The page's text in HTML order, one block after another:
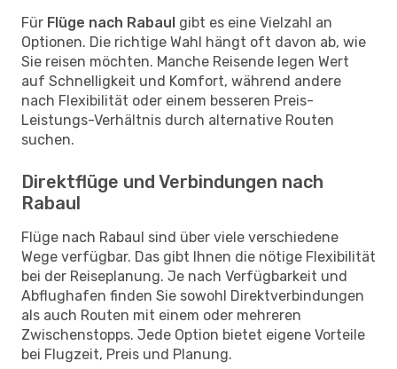
Für Flüge nach Rabaul gibt es eine Vielzahl an
Optionen. Die richtige Wahl hängt oft davon ab, wie
Sie reisen möchten. Manche Reisende legen Wert
auf Schnelligkeit und Komfort, während andere
nach Flexibilität oder einem besseren Preis-
Leistungs-Verhältnis durch alternative Routen
suchen.
Direktflüge und Verbindungen nach
Rabaul
Flüge nach Rabaul sind über viele verschiedene
Wege verfügbar. Das gibt Ihnen die nötige Flexibilität
bei der Reiseplanung. Je nach Verfügbarkeit und
Abflughafen finden Sie sowohl Direktverbindungen
als auch Routen mit einem oder mehreren
Zwischenstopps. Jede Option bietet eigene Vorteile
bei Flugzeit, Preis und Planung.